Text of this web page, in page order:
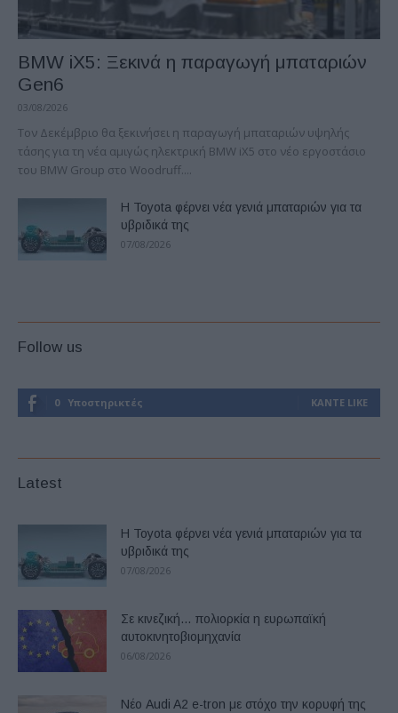
BMW iX5: Ξεκινά η παραγωγή μπαταριών
Gen6
03/08/2026
Τον Δεκέμβριο θα ξεκινήσει η παραγωγή μπαταριών υψηλής
τάσης για τη νέα αμιγώς ηλεκτρική BMW iX5 στο νέο εργοστάσιο
του BMW Group στο Woodruff....
Η Toyota φέρνει νέα γενιά μπαταριών για τα
υβριδικά της
07/08/2026
Follow us
0 Υποστηρικτές ΚΆΝΤΕ LIKE
Latest
Η Toyota φέρνει νέα γενιά μπαταριών για τα
υβριδικά της
07/08/2026
Σε κινεζική… πολιορκία η ευρωπαϊκή
αυτοκινητοβιομηχανία
06/08/2026
Νέο Audi A2 e-tron με στόχο την κορυφή της